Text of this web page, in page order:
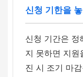
신청 기한을
신청 기간은 정
지 못하면 지원
진 시 조기 마